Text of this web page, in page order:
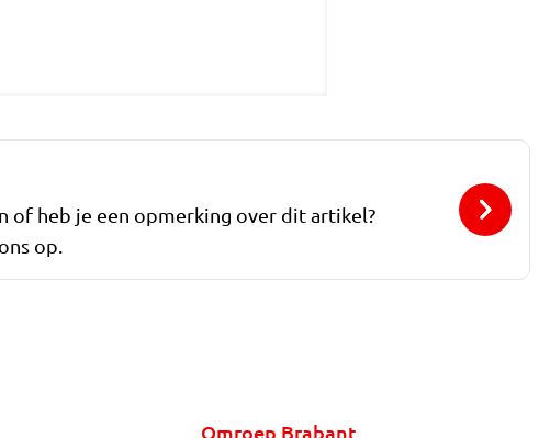
of heb je een opmerking over dit artikel?
op.
Omroep Brabant